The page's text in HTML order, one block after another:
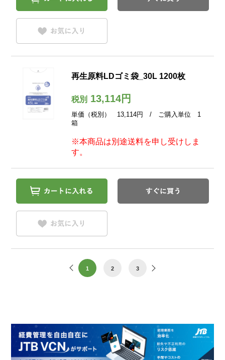
再生原料LDゴミ袋_30L 1200枚
税別13,114円
単価（税別） 13,114円 / ご購入単位 1
箱
※本商品は別途送料を申し受けしま
す。
1 2 3